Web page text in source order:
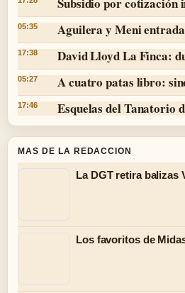
05:35 Aguilera y Meni
17:38 David Lloyd La Finca:
05:27 A cuatro patas libro:
17:46 Esquelas del Tanatorio
MAS DE LA REDACCION
La DGT retira balizas
Los favoritos de